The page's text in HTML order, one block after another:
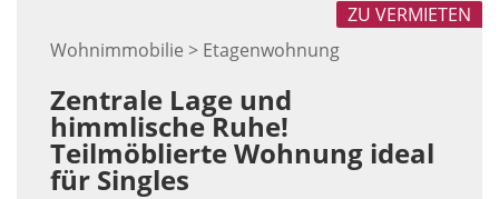
Wohnimmobilie > Etagenwohnung
ZU VERMIETEN
Zentrale Lage und
himmlische Ruhe!
Teilmöblierte Wohnung ideal
für Singles